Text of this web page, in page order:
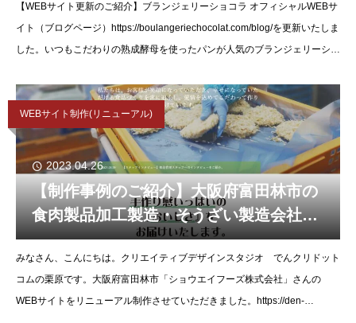
【WEBサイト更新のご紹介】ブランジェリーショコラ オフィシャルWEBサ
イト（ブログページ）https://boulangeriechocolat.com/blog/を更新いたしま
した。いつもこだわりの熟成酵母を使ったパンが人気のブランジェリーショ
WEBサイト制作(リニューアル)
2023.04.26
【制作事例のご紹介】大阪府富田林市の
食肉製品加工製造・そうざい製造会社
「ショウエイフーズ株式会社」様のWEB
サイトをリニューアル制作させていただ
きました。
みなさん、こんにちは。クリエイティブデザインスタジオ でんクリドット
コムの栗原です。大阪府富田林市「ショウエイフーズ株式会社」さんの
WEBサイトをリニューアル制作させていただきました。https://den-